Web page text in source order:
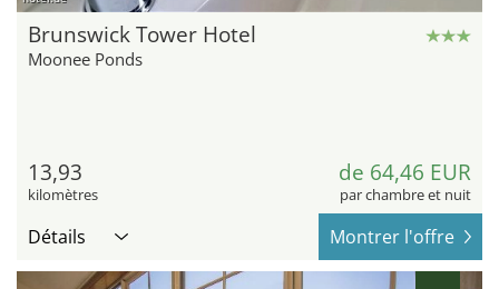
Brunswick Tower Hotel
Moonee Ponds
13,93
kilomètres
de 64,46 EUR
par chambre et nuit
Détails Montrer l'offre